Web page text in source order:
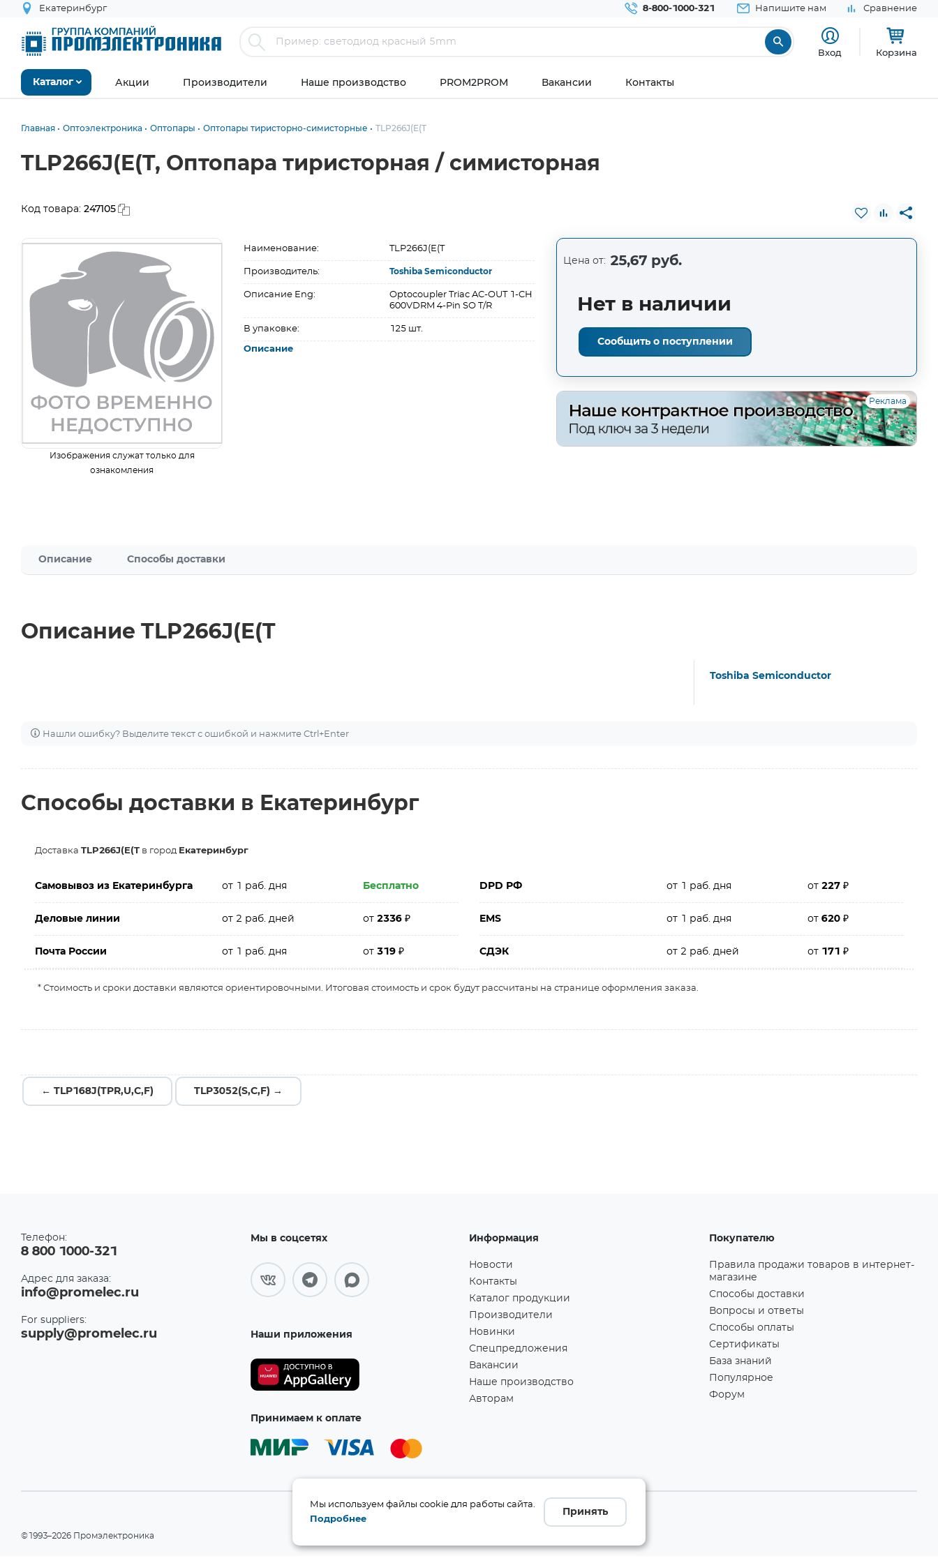
Екатеринбург 8-800-1000-321 Напишите нам Сравнение
Вход Корзина
Каталог Акции Производители Наше производство PROM2PROM Вакансии Контакты
Главная Оптоэлектроника Оптопары Оптопары тиристорно-симисторные TLP266J(E(T
TLP266J(E(T, Оптопара тиристорная / симисторная
Код товара: 247105
Изображения служат только для
ознакомления
Наименование: TLP266J(E(T
Производитель: Toshiba Semiconductor
Описание Eng:
Optocoupler Triac AC-OUT 1-CH
600VDRM 4-Pin SO T/R
В упаковке: 125 шт.
Описание
Цена от: 25,67 руб.
Нет в наличии
Сообщить о поступлении
Реклама
Описание Способы доставки
Описание TLP266J(E(T
Toshiba Semiconductor
Нашли ошибку? Выделите текст с ошибкой и нажмите Ctrl+Enter
Способы доставки в Екатеринбург
Доставка TLP266J(E(T в город Екатеринбург
Самовывоз из Екатеринбурга от 1 раб. дня Бесплатно DPD РФ от 1 раб. дня от227₽
Деловые линии от 2 раб. дней от2336₽ EMS от 1 раб. дня от620₽
Почта России от 1 раб. дня от319₽ СДЭК от 2 раб. дней от 171₽
* Стоимость и сроки доставки являются ориентировочными. Итоговая стоимость и срок будут рассчитаны на странице оформления заказа.
← TLP168J(TPR,U,C,F) TLP3052(S,C,F) →
Телефон:
8 800 1000-321
Адрес для заказа:
info@promelec.ru
For suppliers:
supply@promelec.ru
Мы в соцсетях
Наши приложения
Принимаем к оплате
Информация
Новости
Контакты
Каталог продукции
Производители
Новинки
Спецпредложения
Вакансии
Наше производство
Авторам
Покупателю
Правила продажи товаров в интернет-
магазине
Способы доставки
Вопросы и ответы
Способы оплаты
Сертификаты
База знаний
Популярное
Форум
©1993–2026 Промэлектроника
Мы используем файлы cookie для работы сайта.
Подробнее
Принять